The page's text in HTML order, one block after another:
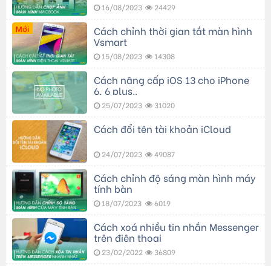
16/08/2023 24429
Mới Cách chỉnh thời gian tắt màn hình
Vsmart
15/08/2023 14308
Cách nâng cấp iOS 13 cho iPhone
6, 6 plus..
25/07/2023 31020
Cách đổi tên tài khoản iCloud
24/07/2023 49087
Cách chỉnh độ sáng màn hình máy
tính bàn
18/07/2023 6019
Cách xoá nhiều tin nhắn Messenger
trên điện thoại
23/02/2022 36809